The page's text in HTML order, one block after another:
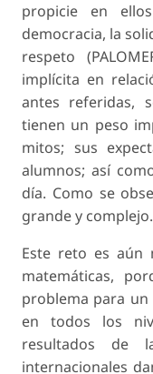
propicie en
democracia, la
respeto
implícita en
antes referidas,
tienen un peso
mitos; sus
alumnos; así
día. Como se
grande y complejo.
Este reto es aún
matemáticas,
problema para
en todos los
resultados de
internacionales